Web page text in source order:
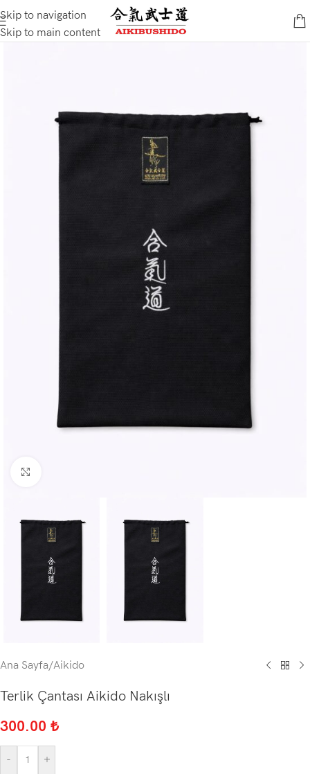
Skip to navigation
Skip to main content
Ana Sayfa/Aikido
Terlik Çantası Aikido Nakışlı
300.00 ₺
- +